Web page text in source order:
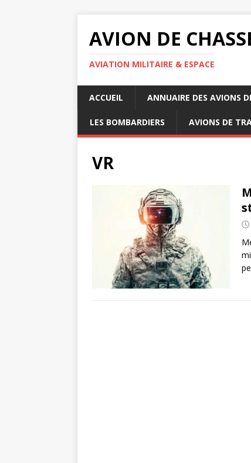
AVION DE
AVIATION MILITAIRE & ESPACE
ACCUEIL ANNUAIRE DES AVIONS
LES BOMBARDIERS AVIONS DE
VR